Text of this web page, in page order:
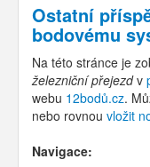
Ostatní
bodovému
Na této stránce je
železniční přejezdv
webu 12bodů.cz.
nebo rovnou vložit
Navigace: